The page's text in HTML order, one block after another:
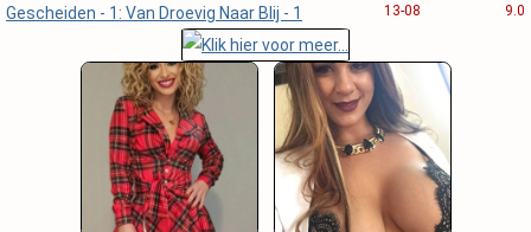
Gescheiden - 1: Van Droevig Naar Blij - 1 13-08 9.0